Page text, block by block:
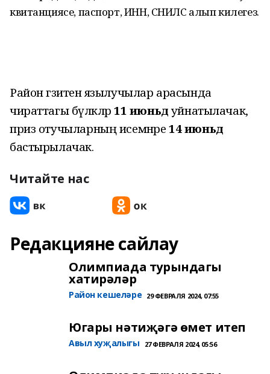
квитанциясе, паспорт, ИНН, СНИЛС алып килегез.
Район гәзитенә язылучылар арасында
чираттагы бүләкләр11 июньдәуйнатылачак,
приз отучыларның исемнәре14 июньдә
бастырылачак.
Читайте нас
Редакцияне сайлау
Олимпиада турындагы
хатирәләр
Район кешеләре 29 ФЕВРАЛЯ 2024, 07:55
Югары нәтиҗәгә өмет итеп
Авыл хуҗалыгы 27 ФЕВРАЛЯ 2024, 05:56